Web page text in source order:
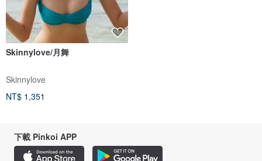
Skinnylove/月舞
Skinnylove
NT$ 1,351
下載 Pinkoi APP